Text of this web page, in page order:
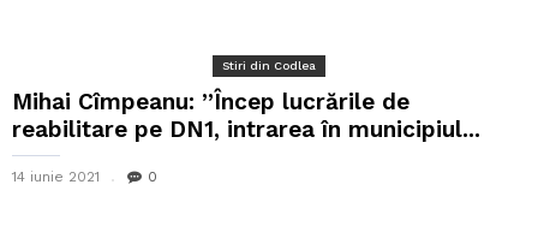
Stiri din Codlea
Mihai Cîmpeanu: ”Încep lucrările de
reabilitare pe DN1, intrarea în municipiul...
14 iunie 2021 0